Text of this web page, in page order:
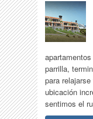
parrilla,
para
ubicación
sentimos el